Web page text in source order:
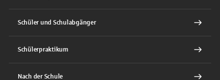
Schüler und Schulabgänger
Schülerpraktikum
Nach der Schule